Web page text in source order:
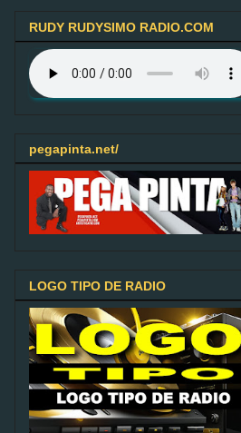
RUDY RUDYSIMO RADIO.COM
pegapinta.net/
LOGO TIPO DE RADIO